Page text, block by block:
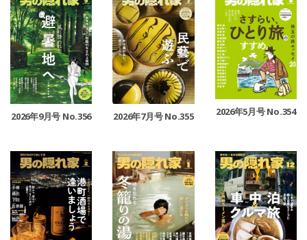
2026年9月号 No.356 2026年7月号 No.355 2026年5月号 No.354